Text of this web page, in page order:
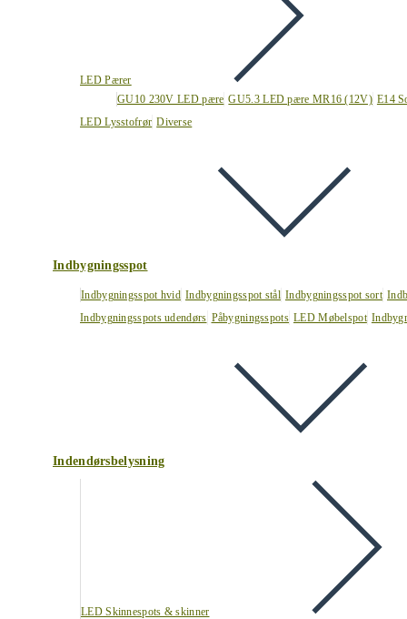
LED Pærer
GU10 230V LED pære GU5.3 LED pære MR16 (12V) E14
LED Lysstofrør Diverse
Indbygningsspot
Indbygningsspot hvid Indbygningsspot stål Indbygningsspot sort
Indbygningsspots udendørs Påbygningsspots LED Møbelspot
Indendørsbelysning
LED Skinnespots & skinner